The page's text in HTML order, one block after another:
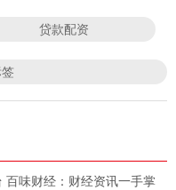
贷款配资
百味财经：财经资讯一手掌